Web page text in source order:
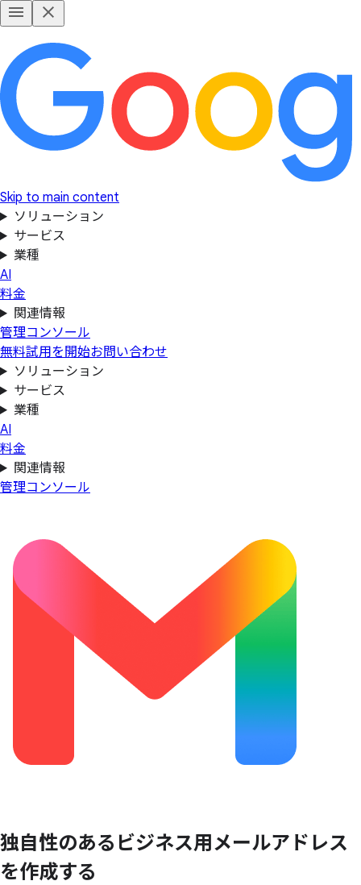
Skip to main content
ソリューション
サービス
業種
AI
料金
関連情報
管理コンソール
無料試用を開始お問い合わせ
ソリューション
サービス
業種
AI
料金
関連情報
管理コンソール
独自性のある ビジネス用メールアドレス
を作成する